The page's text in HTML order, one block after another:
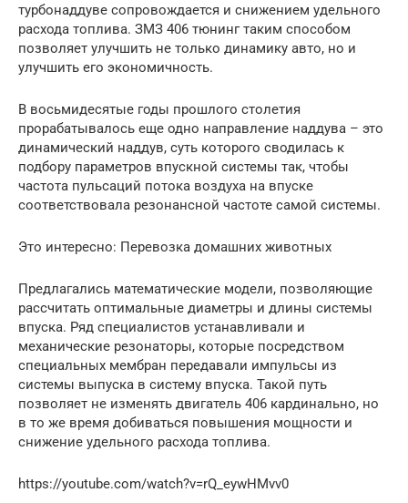
турбонаддуве сопровождается и снижением удельного
расхода топлива. ЗМЗ 406 тюнинг таким способом
позволяет улучшить не только динамику авто, но и
улучшить его экономичность.
В восьмидесятые годы прошлого столетия
прорабатывалось еще одно направление наддува – это
динамический наддув, суть которого сводилась к
подбору параметров впускной системы так, чтобы
частота пульсаций потока воздуха на впуске
соответствовала резонансной частоте самой системы.
Это интересно: Перевозка домашних животных
Предлагались математические модели, позволяющие
рассчитать оптимальные диаметры и длины системы
впуска. Ряд специалистов устанавливали и
механические резонаторы, которые посредством
специальных мембран передавали импульсы из
системы выпуска в систему впуска. Такой путь
позволяет не изменять двигатель 406 кардинально, но
в то же время добиваться повышения мощности и
снижение удельного расхода топлива.
https://youtube.com/watch?v=rQ_eywHMvv0